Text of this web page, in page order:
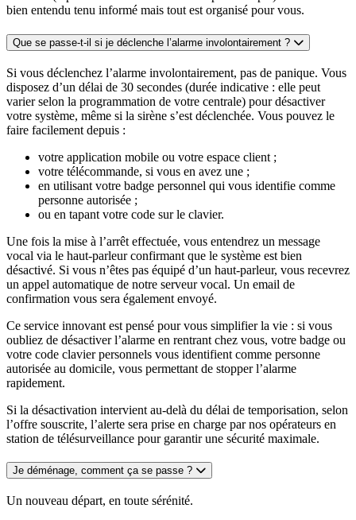
bien entendu tenu informé mais tout est organisé pour vous.
Que se passe-t-il si je déclenche l’alarme involontairement ?
Si vous déclenchez l’alarme involontairement, pas de panique. Vous
disposez d’un délai de 30 secondes (durée indicative : elle peut
varier selon la programmation de votre centrale) pour désactiver
votre système, même si la sirène s’est déclenchée. Vous pouvez le
faire facilement depuis :
votre application mobile ou votre espace client ;
votre télécommande, si vous en avez une ;
en utilisant votre badge personnel qui vous identifie comme
personne autorisée ;
ou en tapant votre code sur le clavier.
Une fois la mise à l’arrêt effectuée, vous entendrez un message
vocal via le haut-parleur confirmant que le système est bien
désactivé. Si vous n’êtes pas équipé d’un haut-parleur, vous recevrez
un appel automatique de notre serveur vocal. Un email de
confirmation vous sera également envoyé.
Ce service innovant est pensé pour vous simplifier la vie : si vous
oubliez de désactiver l’alarme en rentrant chez vous, votre badge ou
votre code clavier personnels vous identifient comme personne
autorisée au domicile, vous permettant de stopper l’alarme
rapidement.
Si la désactivation intervient au-delà du délai de temporisation, selon
l’offre souscrite, l’alerte sera prise en charge par nos opérateurs en
station de télésurveillance pour garantir une sécurité maximale.
Je déménage, comment ça se passe ?
Un nouveau départ, en toute sérénité.